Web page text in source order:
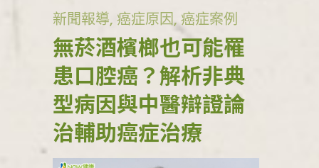
新聞報導, 癌症原因, 癌症案例
無菸酒檳榔也可能罹
患口腔癌？解析非典
型病因與中醫辯證論
治輔助癌症治療